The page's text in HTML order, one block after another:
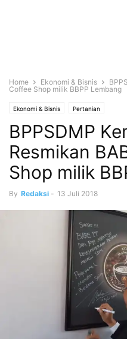
Home Ekonomi & Bisnis
Coffee Shop milik BBPP Lembang
Ekonomi & Bisnis Pertanian
BPPSDMP
Resmikan
Shop milik
By Redaksi - 13 Juli 2018